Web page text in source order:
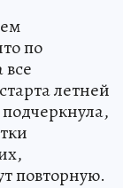
по
летней
повторную.